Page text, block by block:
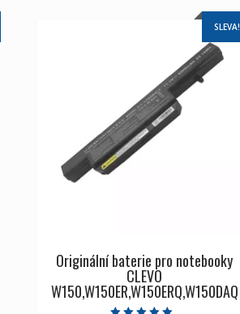
SLEVA!
Originální baterie pro notebooky
CLEVO
W150,W150ER,W150ERQ,W150DAQ